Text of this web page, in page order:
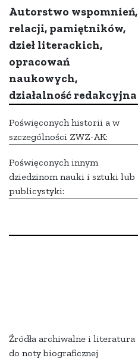
Autorstwo wspomnień,
relacji, pamiętników,
dzieł literackich,
opracowań
naukowych,
działalność redakcyjna
Poświęconych historii a w
szczególności ZWZ-AK:
Poświęconych innym
dziedzinom nauki i sztuki lub
publicystyki:
Źródła archiwalne i literatura
do noty biograficznej